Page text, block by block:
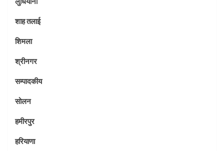
शाह तलाई
शिमला
श्रीनगर
सम्पादकीय
सोलन
हमीरपुर
हरियाणा